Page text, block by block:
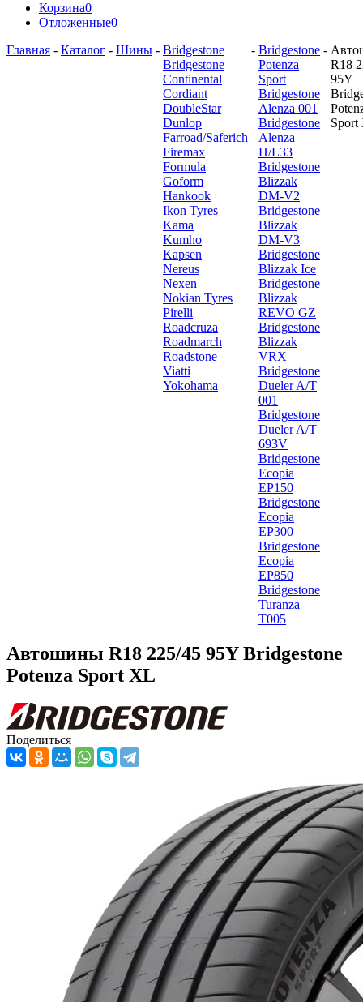
Корзина0
Отложенные0
Главная - Каталог - Шины - Bridgestone
Bridgestone
Continental
Cordiant
DoubleStar
Dunlop
Farroad/Saferich
Firemax
Formula
Goform
Hankook
Ikon Tyres
Kama
Kumho
Kapsen
Nereus
Nexen
Nokian Tyres
Pirelli
Roadcruza
Roadmarch
Roadstone
Viatti
Yokohama
- Bridgestone
Potenza
Sport
Bridgestone
Alenza 001
Bridgestone
Alenza
H/L33
Bridgestone
Blizzak
DM-V2
Bridgestone
Blizzak
DM-V3
Bridgestone
Blizzak Ice
Bridgestone
Blizzak
REVO GZ
Bridgestone
Blizzak
VRX
Bridgestone
Dueler A/T
001
Bridgestone
Dueler A/T
693V
Bridgestone
Ecopia
EP150
Bridgestone
Ecopia
EP300
Bridgestone
Ecopia
EP850
Bridgestone
Turanza
T005
-
R18
95Y
Автошины R18 225/45 95Y Bridgestone
Potenza Sport XL
Поделиться